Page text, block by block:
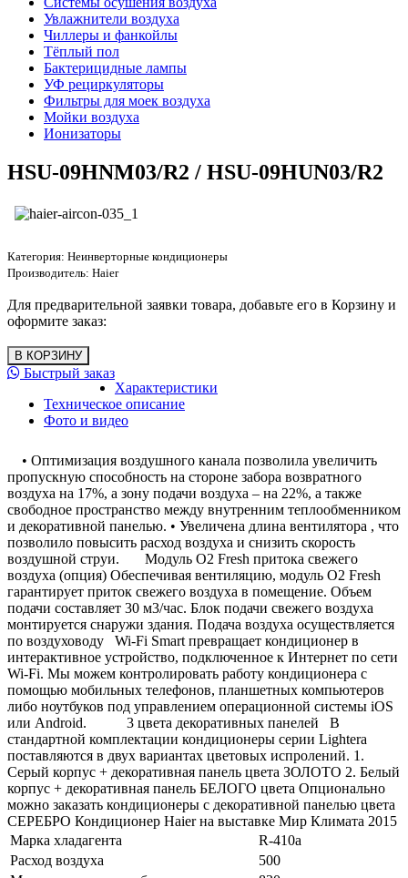
Увлажнители воздуха
Чиллеры и фанкойлы
Тёплый пол
Бактерицидные лампы
УФ рециркуляторы
Фильтры для моек воздуха
Мойки воздуха
Ионизаторы
HSU-09HNM03/R2 / HSU-09HUN03/R2
Категория: Неинверторные кондиционеры
Производитель: Haier
Для предварительной заявки товара, добавьте его в Корзину и
оформите заказ:
Быстрый заказ
Характеристики
Техническое описание
Фото и видео
• Оптимизация воздушного канала позволила увеличить
пропускную способность на стороне забора возвратного
воздуха на 17%, а зону подачи воздуха – на 22%, а также
свободное пространство между внутренним теплообменником
и декоративной панелью. • Увеличена длина вентилятора , что
позволило повысить расход воздуха и снизить скорость
воздушной струи. Модуль O2 Fresh притока свежего
воздуха (опция) Обеспечивая вентиляцию, модуль O2 Fresh
гарантирует приток свежего воздуха в помещение. Объем
подачи составляет 30 м3/час. Блок подачи свежего воздуха
монтируется снаружи здания. Подача воздуха осуществляется
по воздуховоду Wi-Fi Smart превращает кондиционер в
интерактивное устройство, подключенное к Интернет по сети
Wi-Fi. Мы можем контролировать работу кондиционера с
помощью мобильных телефонов, планшетных компьютеров
либо ноутбуков под управлением операционной системы iOS
или Android. 3 цвета декоративных панелей В
стандартной комплектации кондиционеры серии Lightera
поставляются в двух вариантах цветовых испролений. 1.
Серый корпус + декоративная панель цвета ЗОЛОТО 2. Белый
корпус + декоративная панель БЕЛОГО цвета Опционально
можно заказать кондиционеры с декоративной панелью цвета
СЕРЕБРО Кондиционер Haier на выставке Мир Климата 2015
Марка хладагента
R-410a
Расход воздуха
500